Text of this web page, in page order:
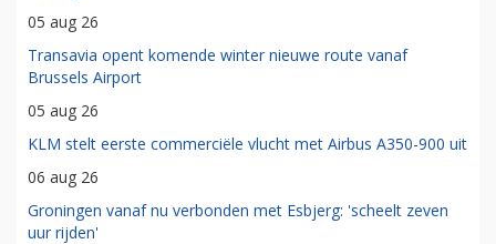
05 aug 26
Transavia opent komende winter nieuwe route vanaf
Brussels Airport
05 aug 26
KLM stelt eerste commerciële vlucht met Airbus A350-900 uit
06 aug 26
Groningen vanaf nu verbonden met Esbjerg: 'scheelt zeven
uur rijden'